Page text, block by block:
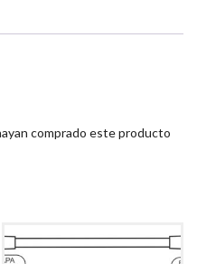
comprado este producto